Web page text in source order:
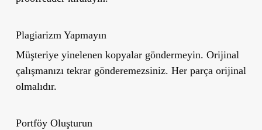
Plagiarizm Yapmayın
Müşteriye yinelenen kopyalar göndermeyin. Orijinal
çalışmanızı tekrar gönderemezsiniz. Her parça orijinal
olmalıdır.
Portföy Oluşturun